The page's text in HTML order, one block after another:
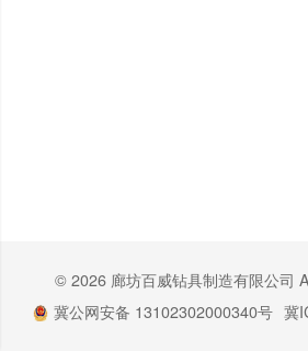
© 2026 廊坊百威钻具制造有限公司
冀公网安备 13102302000340号 冀